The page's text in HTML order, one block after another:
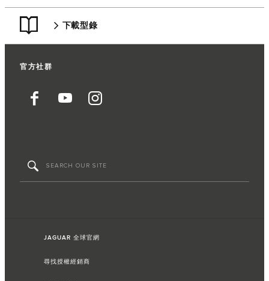
下載型錄
官方社群
JAGUAR 全球官網
尋找授權經銷商